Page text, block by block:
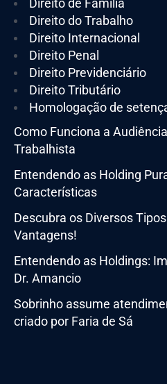
Direito de Família
Direito do Trabalho
Direito Internacional
Direito Penal
Direito Previdenciário
Direito Tributário
Homologação de
Como Funciona a
Trabalhista
Entendendo as Holding
Características
Descubra os Diversos
Vantagens!
Entendendo as Holdings:
Dr. Amancio
Sobrinho assume
criado por Faria de Sá